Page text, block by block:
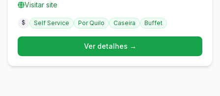
Visitar site
$ Self Service Por Quilo Caseira Buffet
Ver detalhes →